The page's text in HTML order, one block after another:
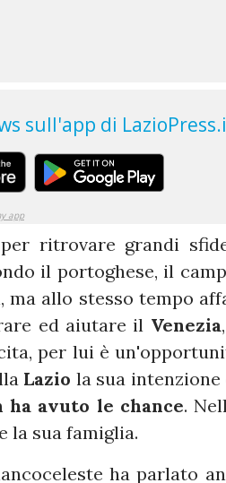
ritrovare grandi
il portoghese, il
allo stesso tempo
ed aiutare il Venezia
per lui è
Lazio la sua
ha avuto le chance.
la sua famiglia.
ha parlato